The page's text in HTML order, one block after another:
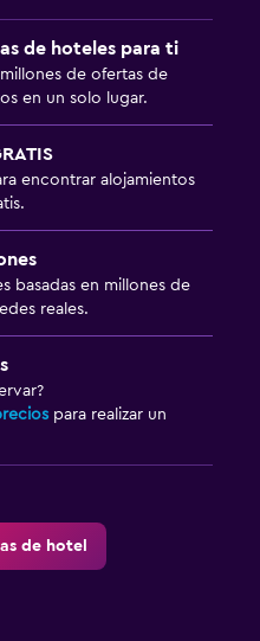
de hoteles para ti
de ofertas de
en un solo lugar.
encontrar alojamientos
basadas en millones de
reales.
para realizar un
de hotel